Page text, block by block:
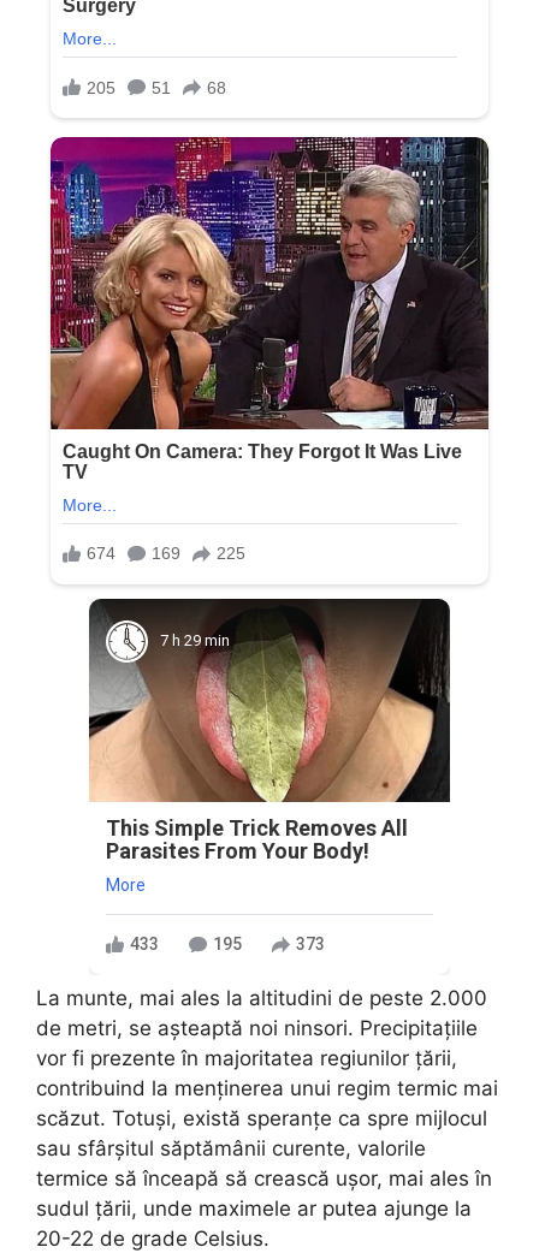
7 h 29 min
This Simple Trick Removes All
Parasites From Your Body!
More
433 195 373
La munte, mai ales la altitudini de peste 2.000
de metri, se așteaptă noi ninsori. Precipitațiile
vor fi prezente în majoritatea regiunilor țării,
contribuind la menținerea unui regim termic mai
scăzut. Totuși, există speranțe ca spre mijlocul
sau sfârșitul săptămânii curente, valorile
termice să înceapă să crească ușor, mai ales în
sudul țării, unde maximele ar putea ajunge la
20-22 de grade Celsius.